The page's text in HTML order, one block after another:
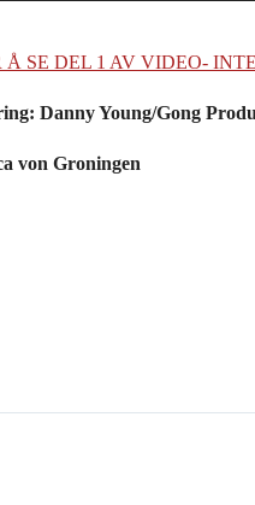
SE DEL 1 AV VIDEO-
Danny Young/Gong
von Groningen